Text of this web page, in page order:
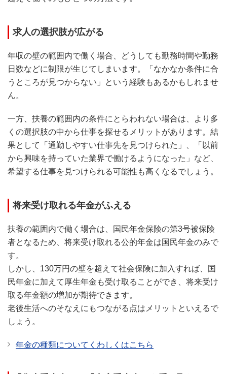
求人の選択肢が広がる
年収の壁の範囲内で働く場合、どうしても勤務時間や勤務
日数などに制限が生じてしまいます。「なかなか条件に合
うところが見つからない」という経験もあるかもしれませ
ん。
一方、扶養の範囲内の条件にとらわれない場合は、より多
くの選択肢の中から仕事を探せるメリットがあります。結
果として「通勤しやすい仕事先を見つけられた」、「以前
から興味を持っていた業界で働けるようになった」など、
希望する仕事を見つけられる可能性も高くなるでしょう。
将来受け取れる年金がふえる
扶養の範囲内で働く場合は、国民年金保険の第3号被保険
者となるため、将来受け取れる公的年金は国民年金のみで
す。
しかし、130万円の壁を超えて社会保険に加入すれば、国
民年金に加えて厚生年金も受け取ることができ、将来受け
取る年金額の増加が期待できます。
老後生活へのそなえにもつながる点はメリットといえるで
しょう。
年金の種類についてくわしくはこちら